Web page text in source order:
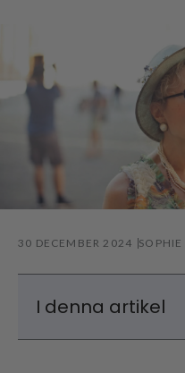
30 DECEMBER 2024 SOPHIE
I denna artikel